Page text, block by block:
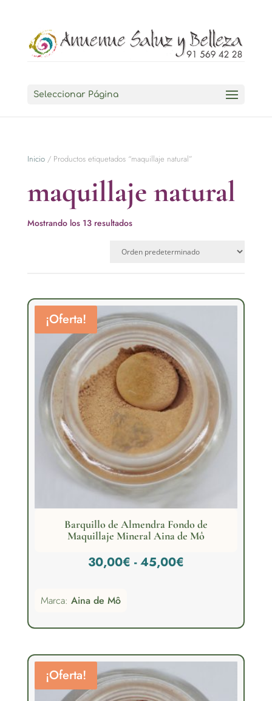
Seleccionar Página
Inicio/ Productos etiquetados “maquillaje natural”
maquillaje natural
Mostrando los 13 resultados
¡Oferta!
Barquillo de Almendra Fondo de
Maquillaje Mineral Aina de Mô
30,00€ - 45,00€Rango
desde
hasta
45,00€
Marca: Aina de Mô
¡Oferta!